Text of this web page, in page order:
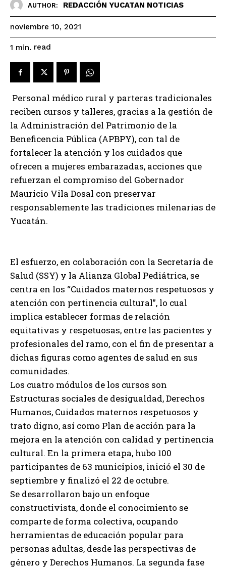
AUTHOR: REDACCIÓN YUCATAN NOTICIAS
noviembre 10, 2021
1 min. read
Personal médico rural y parteras tradicionales
reciben cursos y talleres, gracias a la gestión de
la Administración del Patrimonio de la
Beneficencia Pública (APBPY), con tal de
fortalecer la atención y los cuidados que
ofrecen a mujeres embarazadas, acciones que
refuerzan el compromiso del Gobernador
Mauricio Vila Dosal con preservar
responsablemente las tradiciones milenarias de
Yucatán.
El esfuerzo, en colaboración con la Secretaría de
Salud (SSY) y la Alianza Global Pediátrica, se
centra en los “Cuidados maternos respetuosos y
atención con pertinencia cultural”, lo cual
implica establecer formas de relación
equitativas y respetuosas, entre las pacientes y
profesionales del ramo, con el fin de presentar a
dichas figuras como agentes de salud en sus
comunidades.
Los cuatro módulos de los cursos son
Estructuras sociales de desigualdad, Derechos
Humanos, Cuidados maternos respetuosos y
trato digno, así como Plan de acción para la
mejora en la atención con calidad y pertinencia
cultural. En la primera etapa, hubo 100
participantes de 63 municipios, inició el 30 de
septiembre y finalizó el 22 de octubre.
Se desarrollaron bajo un enfoque
constructivista, donde el conocimiento se
comparte de forma colectiva, ocupando
herramientas de educación popular para
personas adultas, desde las perspectivas de
género y Derechos Humanos. La segunda fase